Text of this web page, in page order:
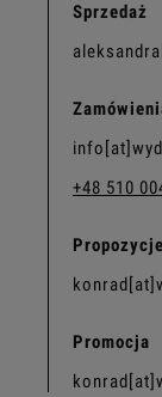
Sprzedaż
+48 510
Promocja